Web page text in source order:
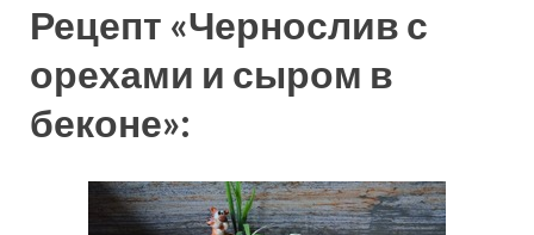
Рецепт «Чернослив с
орехами и сыром в
беконе»: